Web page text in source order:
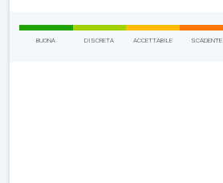
BUONA DISCRETA ACCETTABILE SCADENTE